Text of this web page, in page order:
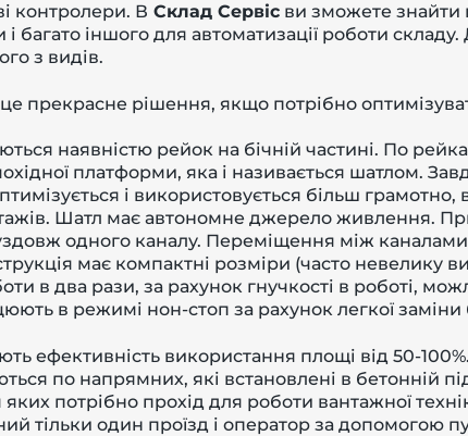
контролери. В Склад Сервіс ви зможете знайти
і багато іншого для автоматизації роботи
з видів.
прекрасне рішення, якщо потрібно
наявністю рейок на бічній частині. По
платформи, яка і називається шатлом.
і використовується більш
Шатл має автономне джерело живлення.
одного каналу. Переміщення між
має компактні розміри (часто невелику
в два рази, за рахунок гнучкості в роботі,
в режимі нон-стоп за рахунок легкої заміни
ефективність використання площі від 50-
по напрямних, які встановлені в бетонній
потрібно прохід для роботи вантажної
тільки один проїзд і оператор за допомогою